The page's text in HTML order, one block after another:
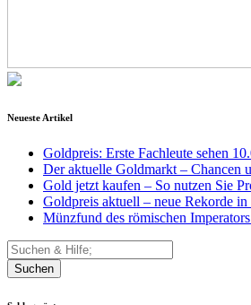
Neueste Artikel
Goldpreis: Erste Fachleute sehen
Der aktuelle Goldmarkt – Chancen
Gold jetzt kaufen – So nutzen Sie
Goldpreis aktuell – neue Rekorde in
Münzfund des römischen
Suchen